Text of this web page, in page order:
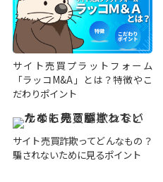
サイト売買プラットフォーム
「ラッコM&A」とは？特徴やこ
だわりポイント
サイト売買詐欺ってどんなもの？
騙されないために見るポイント